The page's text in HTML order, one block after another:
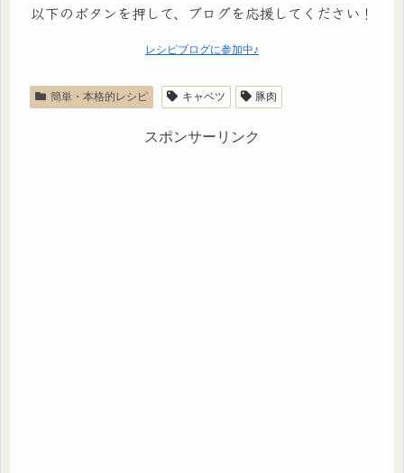
以下のボタンを押して、ブログを応援してください！
レシピブログに参加中♪
簡単・本格的レシピ キャベツ 豚肉
スポンサーリンク